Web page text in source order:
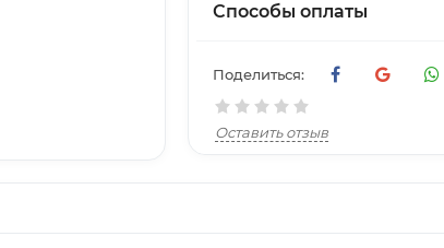
Способы оплаты
Поделиться:
Оставить отзыв